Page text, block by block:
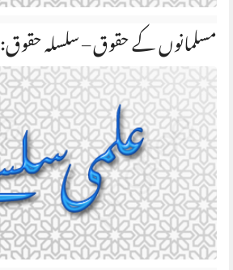
مسلمانوں کے حقوق – سلسلہ حقوق: 13